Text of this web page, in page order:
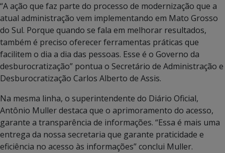
“A ação que faz parte do processo de modernização que a
atual administração vem implementando em Mato Grosso
do Sul. Porque quando se fala em melhorar resultados,
também é preciso oferecer ferramentas práticas que
facilitem o dia a dia das pessoas. Esse é o Governo da
desburocratização” pontua o Secretário de Administração e
Desburocratização Carlos Alberto de Assis.
Na mesma linha, o superintendente do Diário Oficial,
Antônio Muller destaca que o aprimoramento do acesso,
garante a transparência de informações. “Essa é mais uma
entrega da nossa secretaria que garante praticidade e
eficiência no acesso às informações” conclui Muller.